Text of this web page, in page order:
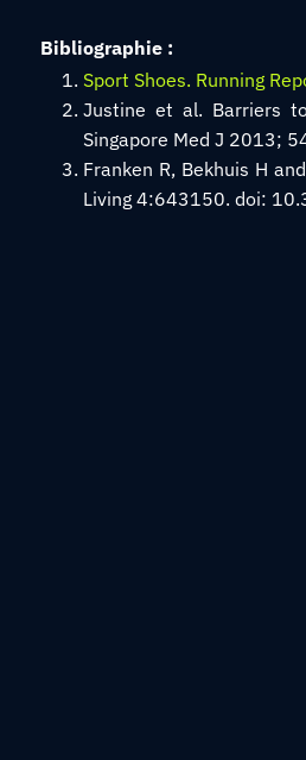
Bibliographie :
Sport Shoes. Running
Justine et al. Barriers
Singapore Med J 2013;
Franken R, Bekhuis H
Living 4:643150. doi: